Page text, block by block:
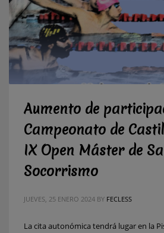
Aumento de
Campeonato de
IX Open Máster de
Socorrismo
JUEVES, 25 ENERO 2024 BY FECLESS
La cita autonómica tendrá lugar en la